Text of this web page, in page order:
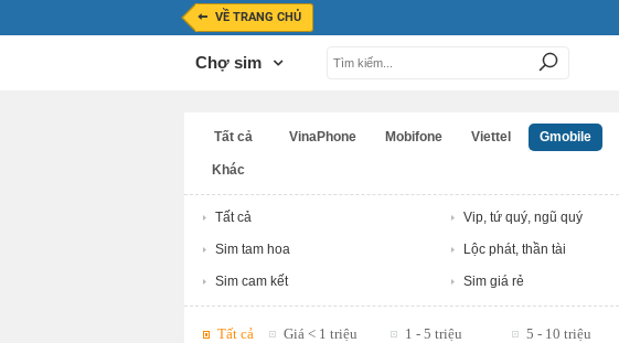
VỀ TRANG CHỦ
Chợ sim
Tất cả VinaPhone Mobifone Viettel Gmobile
Khác
Tất cả Vip, tứ quý, ngũ quý
Sim tam hoa Lộc phát, thần tài
Sim cam kết Sim giá rẻ
Tất cả Giá < 1 triệu 1 - 5 triệu 5 - 10 triệu